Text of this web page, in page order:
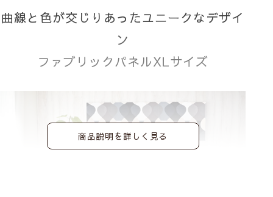
曲線と色が交じりあったユニークなデザイ
ン
ファブリックパネルXLサイズ
商品説明を詳しく見る